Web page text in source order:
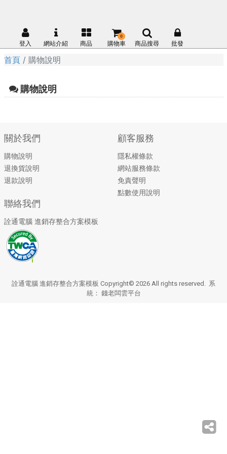
登入 網站介紹 商品 購物車
0
商品搜尋 批發
首頁 購物說明
購物說明
關於我們
購物說明
退換貨說明
退款說明
顧客服務
隱私權條款
網站服務條款
免責聲明
點數使用說明
聯絡我們
詮通電腦 進銷存整合方案模板
詮通電腦 進銷存整合方案模板 Copyright© 2026 All rights reserved. 系
統： 錢老闆雲平台